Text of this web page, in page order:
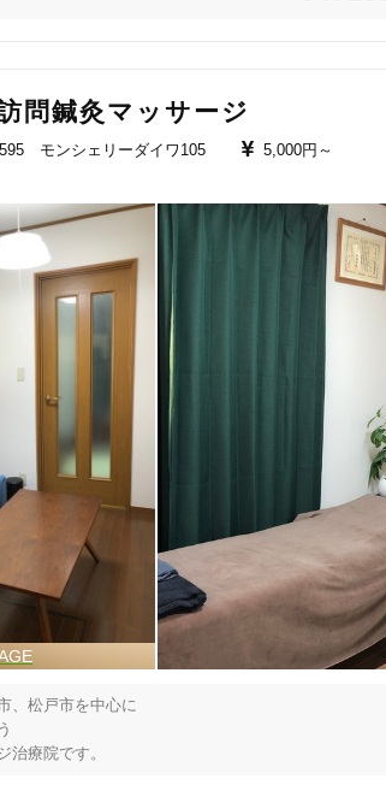
ら6km(車で16分)
から8km(車で21分)
問鍼灸マッサージ
モンシェリーダイワ105
5,000円～
、松戸市を中心に